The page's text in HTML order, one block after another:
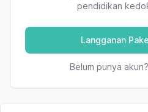
pendidikan
Langganan
Belum punya akun?